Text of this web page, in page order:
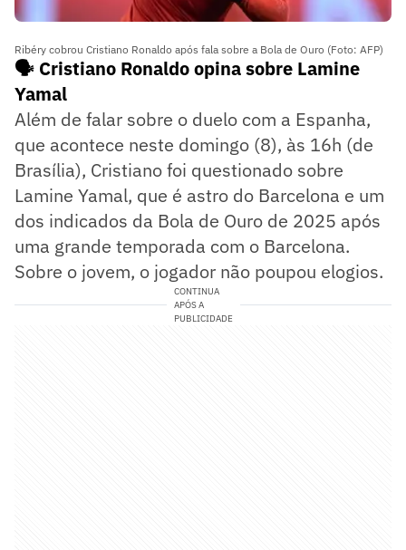
Ribéry cobrou Cristiano Ronaldo após fala sobre a Bola de Ouro (Foto: AFP)
🗣️ Cristiano Ronaldo opina sobre Lamine
Yamal
Além de falar sobre o duelo com a Espanha,
que acontece neste domingo (8), às 16h (de
Brasília), Cristiano foi questionado sobre
Lamine Yamal, que é astro do Barcelona e um
dos indicados da Bola de Ouro de 2025 após
uma grande temporada com o Barcelona.
Sobre o jovem, o jogador não poupou elogios.
CONTINUA
APÓS A
PUBLICIDADE